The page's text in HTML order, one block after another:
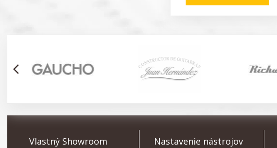
arrow_back_ios
Vlastný Showroom Nastavenie nástrojov